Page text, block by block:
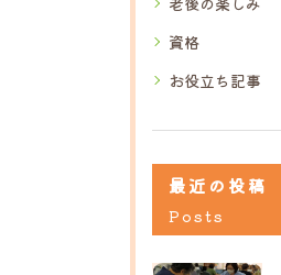
資格
お役立ち記事
最近の投稿
Posts